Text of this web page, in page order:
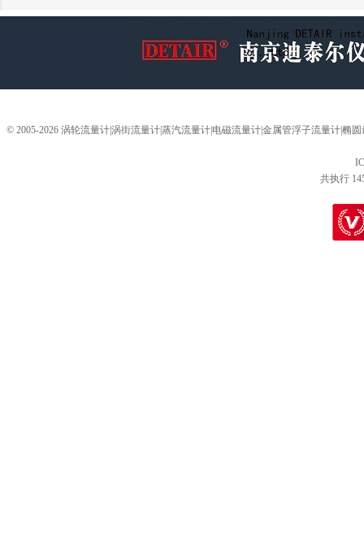
© 2005-2026 涡轮流量计|涡街流量计|蒸汽流量计|电磁流量计|金属管浮子流量计|椭
共执行